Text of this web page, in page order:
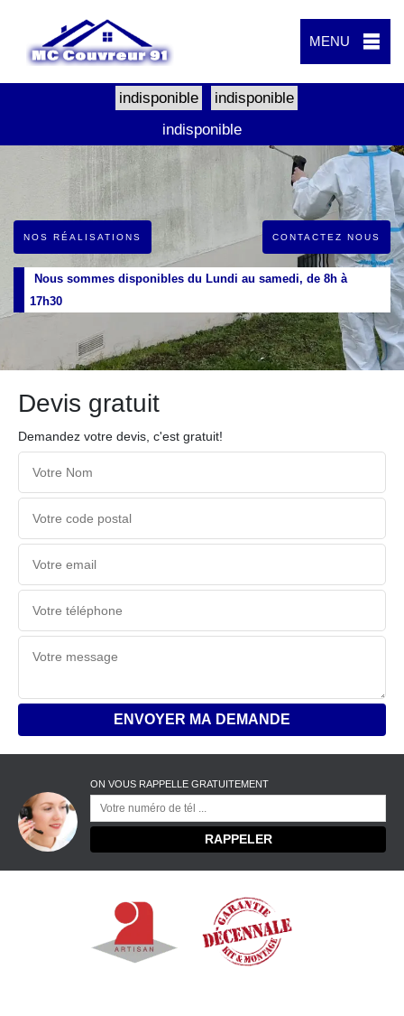
MENU
indisponible
indisponible
indisponible
NOS RÉALISATIONS CONTACTEZ NOUS
Nous sommes disponibles du Lundi au samedi, de 8h à
17h30
Devis gratuit
Demandez votre devis, c'est gratuit!
ON VOUS RAPPELLE GRATUITEMENT